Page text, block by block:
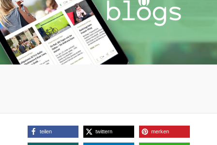
teilen twittern merken